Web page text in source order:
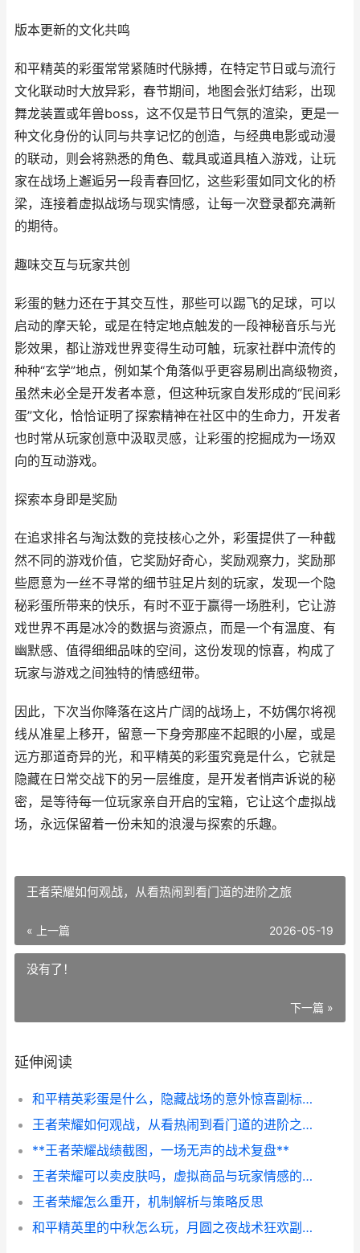
版本更新的文化共鸣
和平精英的彩蛋常常紧随时代脉搏，在特定节日或与流行
文化联动时大放异彩，春节期间，地图会张灯结彩，出现
舞龙装置或年兽boss，这不仅是节日气氛的渲染，更是一
种文化身份的认同与共享记忆的创造，与经典电影或动漫
的联动，则会将熟悉的角色、载具或道具植入游戏，让玩
家在战场上邂逅另一段青春回忆，这些彩蛋如同文化的桥
梁，连接着虚拟战场与现实情感，让每一次登录都充满新
的期待。
趣味交互与玩家共创
彩蛋的魅力还在于其交互性，那些可以踢飞的足球，可以
启动的摩天轮，或是在特定地点触发的一段神秘音乐与光
影效果，都让游戏世界变得生动可触，玩家社群中流传的
种种“玄学”地点，例如某个角落似乎更容易刷出高级物资，
虽然未必全是开发者本意，但这种玩家自发形成的“民间彩
蛋”文化，恰恰证明了探索精神在社区中的生命力，开发者
也时常从玩家创意中汲取灵感，让彩蛋的挖掘成为一场双
向的互动游戏。
探索本身即是奖励
在追求排名与淘汰数的竞技核心之外，彩蛋提供了一种截
然不同的游戏价值，它奖励好奇心，奖励观察力，奖励那
些愿意为一丝不寻常的细节驻足片刻的玩家，发现一个隐
秘彩蛋所带来的快乐，有时不亚于赢得一场胜利，它让游
戏世界不再是冰冷的数据与资源点，而是一个有温度、有
幽默感、值得细细品味的空间，这份发现的惊喜，构成了
玩家与游戏之间独特的情感纽带。
因此，下次当你降落在这片广阔的战场上，不妨偶尔将视
线从准星上移开，留意一下身旁那座不起眼的小屋，或是
远方那道奇异的光，和平精英的彩蛋究竟是什么，它就是
隐藏在日常交战下的另一层维度，是开发者悄声诉说的秘
密，是等待每一位玩家亲自开启的宝箱，它让这个虚拟战
场，永远保留着一份未知的浪漫与探索的乐趣。
王者荣耀如何观战，从看热闹到看门道的进阶之旅
« 上一篇 2026-05-19
没有了！
下一篇 »
延伸阅读
和平精英彩蛋是什么，隐藏战场的意外惊喜副标题
王者荣耀如何观战，从看热闹到看门道的进阶之旅
**王者荣耀战绩截图，一场无声的战术复盘**
王者荣耀可以卖皮肤吗，虚拟商品与玩家情感的深度交织
王者荣耀怎么重开，机制解析与策略反思
和平精英里的中秋怎么玩，月圆之夜战术狂欢副标题